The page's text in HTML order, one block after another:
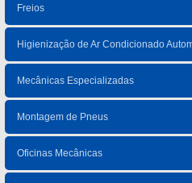
Freios
Higienização de Ar Condicionado
Mecânicas Especializadas
Montagem de Pneus
Oficinas Mecânicas